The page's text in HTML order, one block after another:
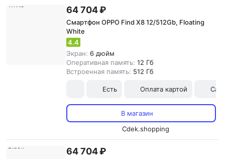
64 704 ₽
Смартфон OPPO Find X8 12/512Gb, Floating
White
4.4
Экран: 6 дюйм
Оперативная память: 12 Гб
Встроенная память: 512 Гб
Есть Оплата картой
В магазин
Cdek.shopping
64 704 ₽